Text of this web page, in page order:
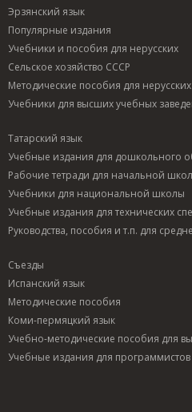
Эрзянский язык
Популярные издания
Учебники и пособия для нерусских
Сельское хозяйство СССР
Методические пособия для
Учебники для высших учебных
Татарский язык
Учебные издания для дошкольного
Рабочие тетради для начальной
Учебники для национальной школы
Учебные издания для технических
Руководства, пособия и т.п. для
Съезды
Испанский язык
Методические пособия
Коми-пермяцкий язык
Учебно-методические пособия для
Учебные издания для программистов